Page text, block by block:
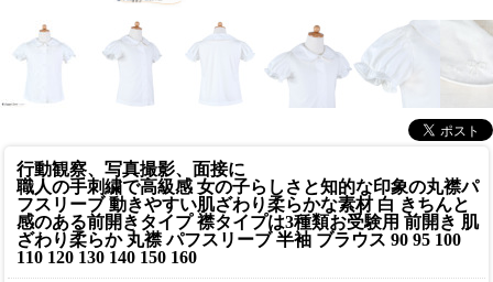
行動観察、写真撮影、面接に
職人の手刺繍で高級感 女の子らしさと知的な印象の丸襟パ
フスリーブ 動きやすい肌ざわり柔らかな素材 白 きちんと
感のある前開きタイプ 襟タイプは3種類お受験用 前開き 肌
ざわり柔らか 丸襟 パフスリーブ 半袖 ブラウス 90 95 100
110 120 130 140 150 160